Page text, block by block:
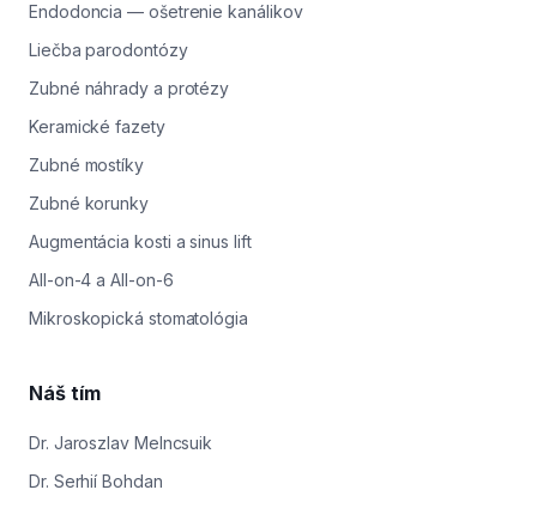
Endodoncia — ošetrenie kanálikov
Liečba parodontózy
Zubné náhrady a protézy
Keramické fazety
Zubné mostíky
Zubné korunky
Augmentácia kosti a sinus lift
All-on-4 a All-on-6
Mikroskopická stomatológia
Náš tím
Dr. Jaroszlav Melncsuik
Dr. Serhií Bohdan